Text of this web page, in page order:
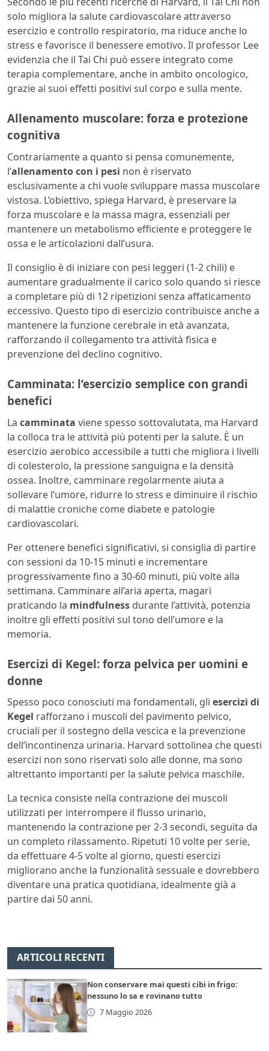
solo migliora la salute cardiovascolare attraverso
esercizio e controllo respiratorio, ma riduce anche lo
stress e favorisce il benessere emotivo. Il professor Lee
evidenzia che il Tai Chi può essere integrato come
terapia complementare, anche in ambito oncologico,
grazie ai suoi effetti positivi sul corpo e sulla mente.
Allenamento muscolare: forza e protezione
cognitiva
Contrariamente a quanto si pensa comunemente,
l’allenamento con i pesi non è riservato
esclusivamente a chi vuole sviluppare massa muscolare
vistosa. L’obiettivo, spiega Harvard, è preservare la
forza muscolare e la massa magra, essenziali per
mantenere un metabolismo efficiente e proteggere le
ossa e le articolazioni dall’usura.
Il consiglio è di iniziare con pesi leggeri (1-2 chili) e
aumentare gradualmente il carico solo quando si riesce
a completare più di 12 ripetizioni senza affaticamento
eccessivo. Questo tipo di esercizio contribuisce anche a
mantenere la funzione cerebrale in età avanzata,
rafforzando il collegamento tra attività fisica e
prevenzione del declino cognitivo.
Camminata: l’esercizio semplice con grandi
benefici
La camminata viene spesso sottovalutata, ma Harvard
la colloca tra le attività più potenti per la salute. È un
esercizio aerobico accessibile a tutti che migliora i livelli
di colesterolo, la pressione sanguigna e la densità
ossea. Inoltre, camminare regolarmente aiuta a
sollevare l’umore, ridurre lo stress e diminuire il rischio
di malattie croniche come diabete e patologie
cardiovascolari.
Per ottenere benefici significativi, si consiglia di partire
con sessioni da 10-15 minuti e incrementare
progressivamente fino a 30-60 minuti, più volte alla
settimana. Camminare all’aria aperta, magari
praticando la mindfulness durante l’attività, potenzia
inoltre gli effetti positivi sul tono dell’umore e la
memoria.
Esercizi di Kegel: forza pelvica per uomini e
donne
Spesso poco conosciuti ma fondamentali, gli esercizi di
Kegel rafforzano i muscoli del pavimento pelvico,
cruciali per il sostegno della vescica e la prevenzione
dell’incontinenza urinaria. Harvard sottolinea che questi
esercizi non sono riservati solo alle donne, ma sono
altrettanto importanti per la salute pelvica maschile.
La tecnica consiste nella contrazione dei muscoli
utilizzati per interrompere il flusso urinario,
mantenendo la contrazione per 2-3 secondi, seguita da
un completo rilassamento. Ripetuti 10 volte per serie,
da effettuare 4-5 volte al giorno, questi esercizi
migliorano anche la funzionalità sessuale e dovrebbero
diventare una pratica quotidiana, idealmente già a
partire dai 50 anni.
ARTICOLI RECENTI
Non conservare mai questi cibi in frigo:
nessuno lo sa e rovinano tutto
7 Maggio 2026